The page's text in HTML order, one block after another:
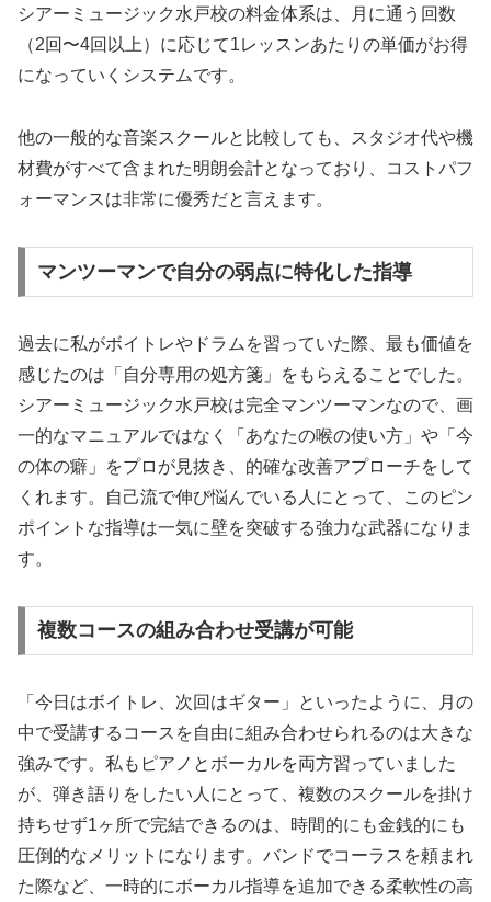
シアーミュージック水戸校の料金体系は、月に通う回数
（2回〜4回以上）に応じて1レッスンあたりの単価がお得
になっていくシステムです。
他の一般的な音楽スクールと比較しても、スタジオ代や機
材費がすべて含まれた明朗会計となっており、コストパフ
ォーマンスは非常に優秀だと言えます。
マンツーマンで自分の弱点に特化した指導
過去に私がボイトレやドラムを習っていた際、最も価値を
感じたのは「自分専用の処方箋」をもらえることでした。
シアーミュージック水戸校は完全マンツーマンなので、画
一的なマニュアルではなく「あなたの喉の使い方」や「今
の体の癖」をプロが見抜き、的確な改善アプローチをして
くれます。自己流で伸び悩んでいる人にとって、このピン
ポイントな指導は一気に壁を突破する強力な武器になりま
す。
複数コースの組み合わせ受講が可能
「今日はボイトレ、次回はギター」といったように、月の
中で受講するコースを自由に組み合わせられるのは大きな
強みです。私もピアノとボーカルを両方習っていました
が、弾き語りをしたい人にとって、複数のスクールを掛け
持ちせず1ヶ所で完結できるのは、時間的にも金銭的にも
圧倒的なメリットになります。バンドでコーラスを頼まれ
た際など、一時的にボーカル指導を追加できる柔軟性の高